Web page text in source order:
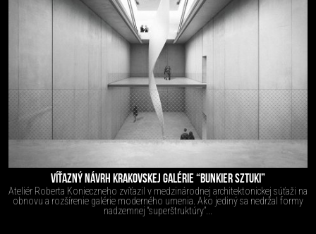
VÍŤAZNÝ NÁVRH KRAKOVSKEJ GALÉRIE “BUNKIER SZTUKI”
Ateliér Roberta Konieczneho zvíťazil v medzinárodnej architektonickej súťaži na
obnovu a rozšírenie galérie moderného umenia. Ako jediný sa nedržal formy
nadzemnej “superštruktúry”...